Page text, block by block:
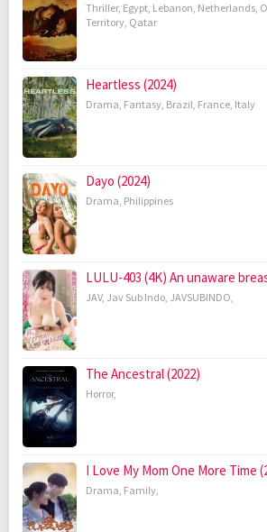
Thriller, Egypt, Lebanon, Netherlands,
Territory, Qatar
Heartless (2024)
Drama, Fantasy, Brazil, France, Italy
Dayo (2024)
Drama, Philippines
LULU-403 (4K) An unaware
JAV, Jav Sub Indo, JAVSUBINDO,
The Ancestral (2022)
Horror,
I Love My Mom One More Time
Drama, Family,